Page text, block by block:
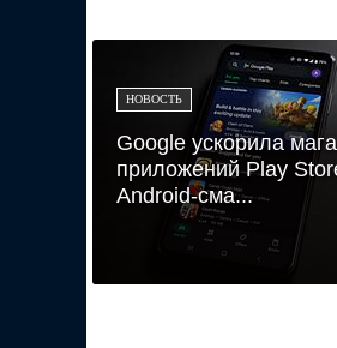
НОВОСТЬ
Google ускорила
приложений Play
Android-сма...